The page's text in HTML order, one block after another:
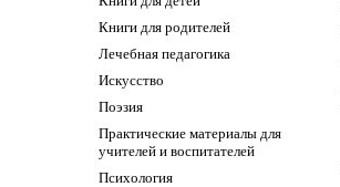
Книги для родителей
Лечебная педагогика
Искусство
Поэзия
Практические материалы для
учителей и воспитателей
Психология